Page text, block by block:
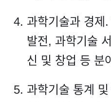
과학기술과 경제
발전, 과학기술
신 및 창업 등 분
과학기술 통계